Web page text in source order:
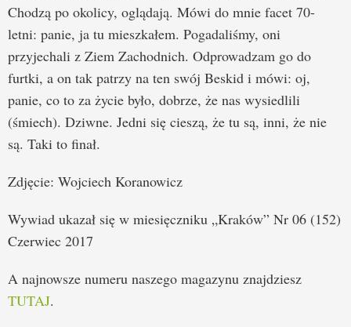
Chodzą po okolicy, oglądają. Mówi do mnie facet 70-
letni: panie, ja tu mieszkałem. Pogadaliśmy, oni
przyjechali z Ziem Zachodnich. Odprowadzam go do
furtki, a on tak patrzy na ten swój Beskid i mówi: oj,
panie, co to za życie było, dobrze, że nas wysiedlili
(śmiech). Dziwne. Jedni się cieszą, że tu są, inni, że nie
są. Taki to finał.
Zdjęcie: Wojciech Koranowicz
Wywiad ukazał się w miesięczniku „Kraków” Nr 06 (152)
Czerwiec 2017
A najnowsze numeru naszego magazynu znajdziesz
TUTAJ.